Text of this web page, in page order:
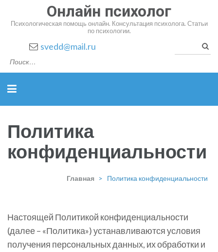
Онлайн психолог
Психологическая помощь онлайн. Консультация психолога. Статьи
по психологии.
svedd@mail.ru
Политика
конфиденциальности
Главная > Политика конфиденциальности
Настоящей Политикой конфиденциальности
(далее – «Политика») устанавливаются условия
получения персональных данных, их обработки и